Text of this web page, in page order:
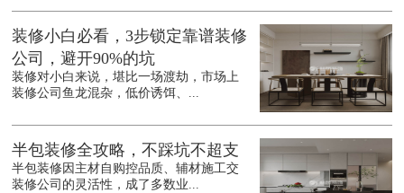
装修小白必看，3步锁定靠谱装修
公司，避开90%的坑
装修对小白来说，堪比一场渡劫，市场上
装修公司鱼龙混杂，低价诱饵、...
半包装修全攻略，不踩坑不超支
半包装修因主材自购控品质、辅材施工交
装修公司的灵活性，成了多数业...